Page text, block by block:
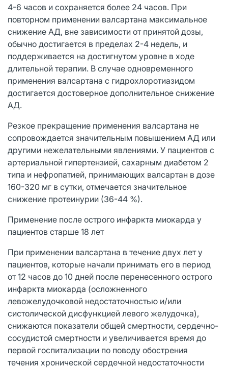
4-6 часов и сохраняется более 24 часов. При
повторном применении валсартана максимальное
снижение АД, вне зависимости от принятой дозы,
обычно достигается в пределах 2-4 недель, и
поддерживается на достигнутом уровне в ходе
длительной терапии. В случае одновременного
применения валсартана с гидрохлоротиазидом
достигается достоверное дополнительное снижение
АД.
Резкое прекращение применения валсартана не
сопровождается значительным повышением АД или
другими нежелательными явлениями. У пациентов с
артериальной гипертензией, сахарным диабетом 2
типа и нефропатией, принимающих валсартан в дозе
160-320 мг в сутки, отмечается значительное
снижение протеинурии (36-44 %).
Применение после острого инфаркта миокарда у
пациентов старше 18 лет
При применении валсартана в течение двух лет у
пациентов, которые начали принимать его в период
от 12 часов до 10 дней после перенесенного острого
инфаркта миокарда (осложненного
левожелудочковой недостаточностью и/или
систолической дисфункцией левого желудочка),
снижаются показатели общей смертности, сердечно-
сосудистой смертности и увеличивается время до
первой госпитализации по поводу обострения
течения хронической сердечной недостаточности